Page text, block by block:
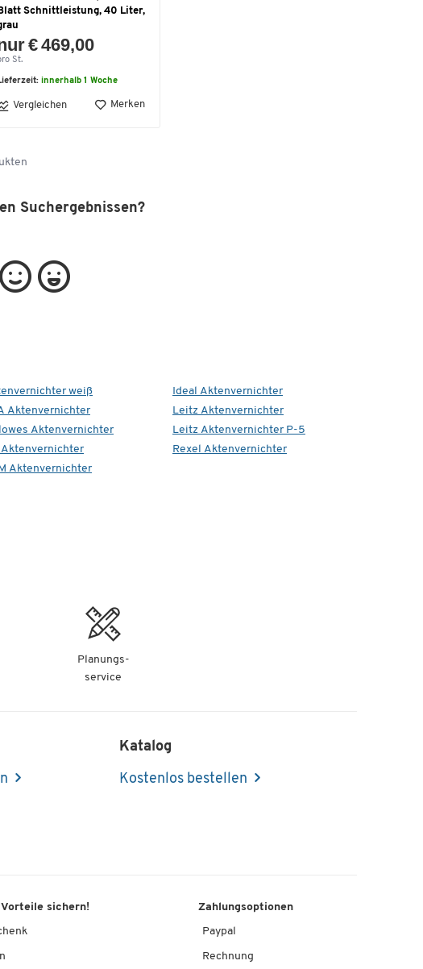
Schnittleistung, 40 Liter,
€ 469,00
St.
innerhalb 1 Woche
Vergleichen Merken
Suchergebnissen?
weiß
Aktenvernichter
Aktenvernichter
Aktenvernichter
Aktenvernichter
Ideal Aktenvernichter
Leitz Aktenvernichter
Leitz Aktenvernichter P-5
Rexel Aktenvernichter
Planungs-
service
Katalog
Kostenlos bestellen
sichern! Zahlungsoptionen
Paypal
Rechnung